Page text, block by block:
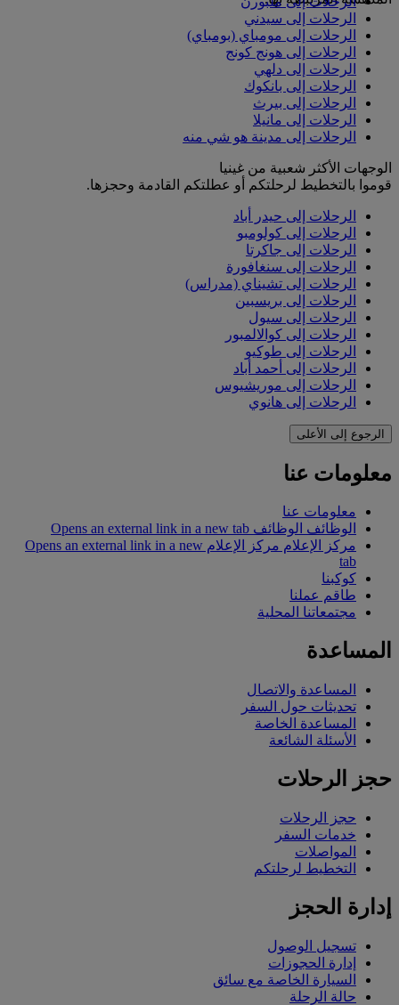
الرحلات إلى سيدني
الرحلات إلى مومباي (بومباي)
الرحلات إلى هونج كونج
الرحلات إلى دلهي
الرحلات إلى بانكوك
الرحلات إلى بيرث
الرحلات إلى مانيلا
الرحلات إلى مدينة هو شي منه
الوجهات الأكثر شعبية من غينيا
قوموا بالتخطيط لرحلتكم أو عطلتكم القادمة وحجزها.
الرحلات إلى حيدر أباد
الرحلات إلى كولومبو
الرحلات إلى جاكرتا
الرحلات إلى سنغافورة
الرحلات إلى تشيناي (مدراس)
الرحلات إلى بريسبين
الرحلات إلى سيول
الرحلات إلى كوالالمبور
الرحلات إلى طوكيو
الرحلات إلى أحمد أباد
الرحلات إلى موريشيوس
الرحلات إلى هانوي
الرجوع إلى الأعلى
معلومات عنا
معلومات عنا
الوظائف الوظائف Opens an external link in a new tab
مركز الإعلام
مركز الإعلام Opens an external link in a new
tab
كوكبنا
طاقم عملنا
مجتمعاتنا المحلية
المساعدة
المساعدة والاتصال
تحديثات حول السفر
المساعدة الخاصة
الأسئلة الشائعة
حجز الرحلات
حجز الرحلات
خدمات السفر
المواصلات
التخطيط لرحلتكم
إدارة الحجز
تسجيل الوصول
إدارة الحجوزات
السيارة الخاصة مع سائق
حالة الرحلة